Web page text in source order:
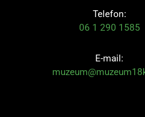
Telefon:
06 1 290 1585
E-mail: